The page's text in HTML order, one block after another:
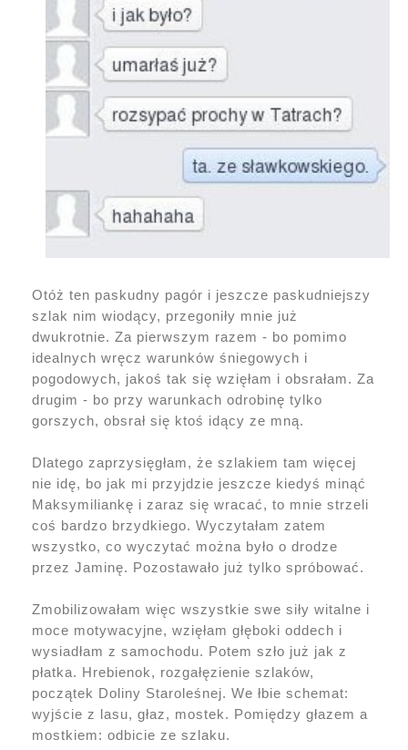
Otóż ten paskudny pagór i jeszcze paskudniejszy
szlak nim wiodący, przegoniły mnie już
dwukrotnie. Za pierwszym razem - bo pomimo
idealnych wręcz warunków śniegowych i
pogodowych, jakoś tak się wzięłam i obsrałam. Za
drugim - bo przy warunkach odrobinę tylko
gorszych, obsrał się ktoś idący ze mną.
Dlatego zaprzysięgłam, że szlakiem tam więcej
nie idę, bo jak mi przyjdzie jeszcze kiedyś minąć
Maksymiliankę i zaraz się wracać, to mnie strzeli
coś bardzo brzydkiego. Wyczytałam zatem
wszystko, co wyczytać można było o drodze
przez Jaminę. Pozostawało już tylko spróbować.
Zmobilizowałam więc wszystkie swe siły witalne i
moce motywacyjne, wzięłam głęboki oddech i
wysiadłam z samochodu. Potem szło już jak z
płatka. Hrebienok, rozgałęzienie szlaków,
początek Doliny Staroleśnej. We łbie schemat:
wyjście z lasu, głaz, mostek. Pomiędzy głazem a
mostkiem: odbicie ze szlaku.